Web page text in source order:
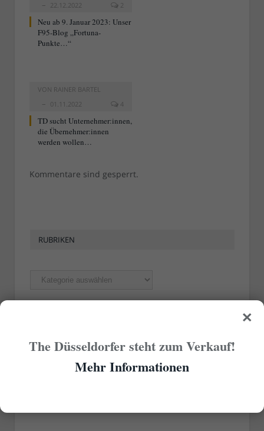
22.12.2022
2
Neu ab 9. Januar 2023: Unser
F95-Blog „Fortuna-
Punkte…“
VON RAINER BARTEL
01.11.2022
4
TD sucht Unternehmer:innen,
die Übernehmer:innen
werden wollen…
Kommentare sind gesperrt.
RUBRIKEN
Rubriken
×
The Düsseldorfer steht zum Verkauf!
Mehr Informationen